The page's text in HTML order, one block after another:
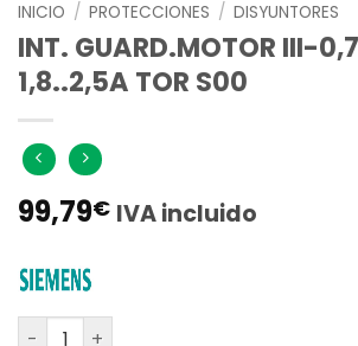
INICIO / PROTECCIONES / DISYUNTORES
INT. GUARD.MOTOR III-
1,8..2,5A TOR S00
99,79€ IVA incluido
INT. GUARD.MOTOR III-0,75KW-